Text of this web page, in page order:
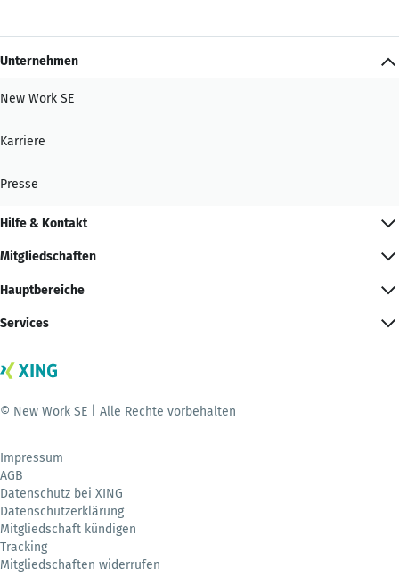
Unternehmen
New Work SE
Karriere
Presse
Hilfe & Kontakt
Mitgliedschaften
Hauptbereiche
Services
© New Work SE | Alle Rechte vorbehalten
Impressum
AGB
Datenschutz bei XING
Datenschutzerklärung
Mitgliedschaft kündigen
Tracking
Mitgliedschaften widerrufen